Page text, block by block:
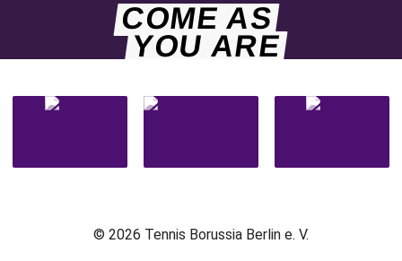
COME AS
YOU ARE
© 2026 Tennis Borussia Berlin e. V.